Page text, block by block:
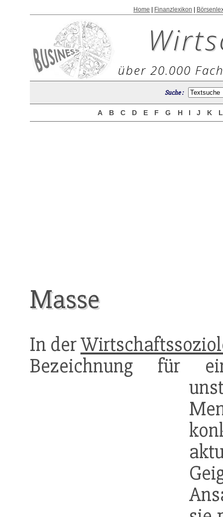
Home Finanzlexikon
über 20.000
Suche :
A B C D E F G H I J K
Masse
In der
Bezeichnung für